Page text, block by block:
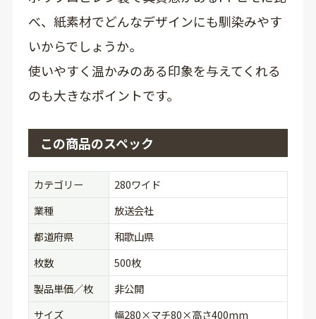
べ、紙素材でどんなデザインにも馴染みやす
いからでしょうか。
使いやすく温かみのある印象を与えてくれる
のも大きなポイントです。
この商品のスペック
カテゴリー
280ワイド
業種
放送会社
都道府県
和歌山県
枚数
500枚
製品単価／枚
非公開
サイズ
幅280×マチ80×高さ400mm